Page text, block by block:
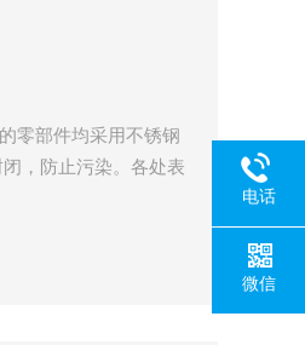
零部件均采用不锈钢
，防止污染。各处表
电话
微信